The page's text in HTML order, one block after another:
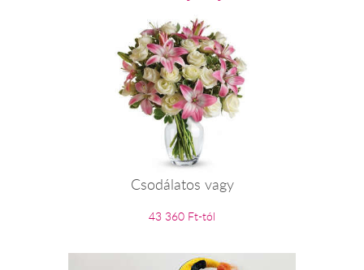
Csodálatos vagy
43 360 Ft-tól